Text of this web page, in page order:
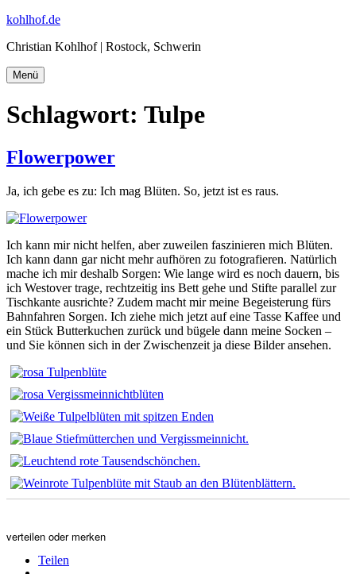
Zum
springen
kohlhof.de
Christian Kohlhof | Rostock, Schwerin
Menü
Schlagwort: Tulpe
Flowerpower
Ja, ich gebe es zu: Ich mag Blüten. So, jetzt ist es raus.
Ich kann mir nicht helfen, aber zuweilen faszinieren mich Blüten.
Ich kann dann gar nicht mehr aufhören zu fotografieren. Natürlich
mache ich mir deshalb Sorgen: Wie lange wird es noch dauern, bis
ich Westover trage, rechtzeitig ins Bett gehe und Stifte parallel zur
Tischkante ausrichte? Zudem macht mir meine Begeisterung fürs
Bahnfahren Sorgen. Ich ziehe mich jetzt auf eine Tasse Kaffee und
ein Stück Butterkuchen zurück und bügele dann meine Socken –
und Sie können sich in der Zwischenzeit ja diese Bilder ansehen.
verteilen oder merken
Teilen